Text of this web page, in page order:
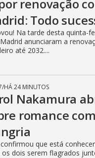
renovação
Todo
Na tarde desta quinta-
anunciaram a
até 2032....
/HÁ 24 MINUTOS
Nakamura
romance
que está
os dois serem flagrados